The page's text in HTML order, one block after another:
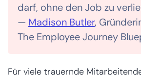
darf, ohne den Job zu
— Madison Butler,
The Employee Journey
Für viele trauernde